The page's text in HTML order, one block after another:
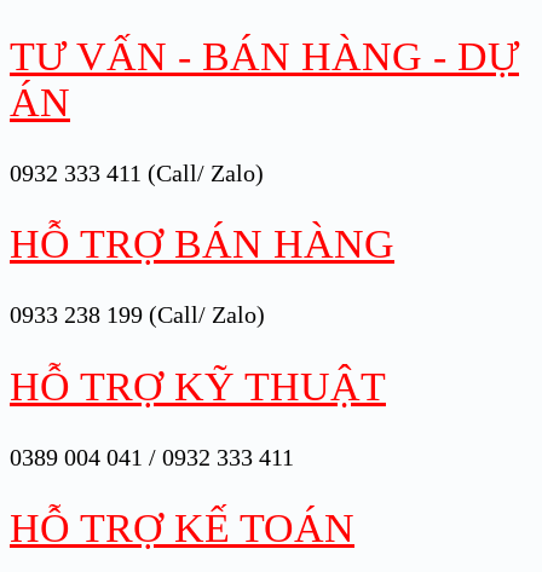
TƯ VẤN - BÁN HÀNG - DỰ
ÁN
0932 333 411 (Call/ Zalo)
HỖ TRỢ BÁN HÀNG
0933 238 199 (Call/ Zalo)
HỖ TRỢ KỸ THUẬT
0389 004 041 / 0932 333 411
HỖ TRỢ KẾ TOÁN